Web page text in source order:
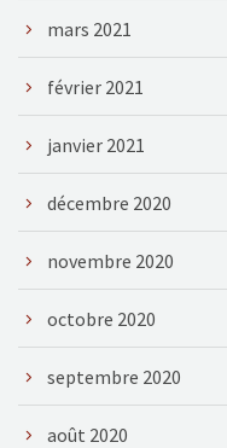
mars 2021
février 2021
janvier 2021
décembre 2020
novembre 2020
octobre 2020
septembre 2020
août 2020